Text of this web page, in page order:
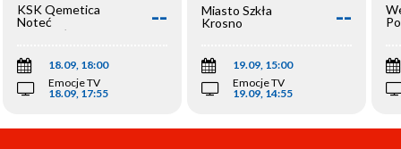
KSK Qemetica
Noteć
Inowrocław
--
18.09, 18:00
Emocje TV
18.09, 17:55
Miasto Szkła
Krosno
--
19.09, 15:00
Emocje TV
19.09, 14:55